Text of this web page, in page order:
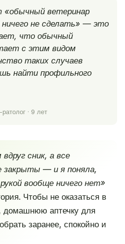
«обычный ветеринар
не сделать» — это
что обычный
с этим видом
таких случаев
найти профильного
· 9 лет
сник, а все
закрыты — и я поняла,
вообще ничего нет»
Чтобы не оказаться в
домашнюю аптечку для
заранее, спокойно и